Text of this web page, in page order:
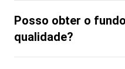
Posso obter o
qualidade?